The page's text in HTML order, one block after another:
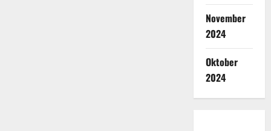
November
2024
Oktober
2024